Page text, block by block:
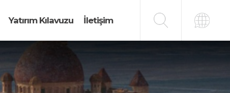
Yatırım Kılavuzu İletişim